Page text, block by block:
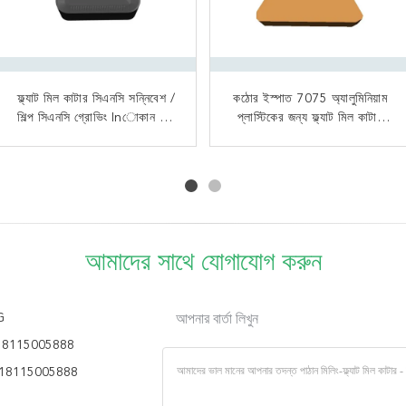
ফ্ল্যাট মিল কাটার সিএনসি সন্নিবেশ /
শিল্প সিএনসি গ্রোভিং Inোকান উচ্চ
কঠোর ইস্পাত 7075 অ্যালুমিনিয়াম
প্লাস্টিকের জন্য ফ্ল্যাট মিল কাটার
দুর্দান্ত সারফেস ফিনিশ স্টিল ওয়ার্কিং
কাটার থ্রেডিং Commonোকান
স্কয়ার শোল্ডার সিএনসি সন্নিবেশ /
সিএনসি টার্নিংয়ের সরঞ্জামগুলি উচ্চ
আমাদের সাথে যোগাযোগ করুন
আপনার বার্তা লিখুন